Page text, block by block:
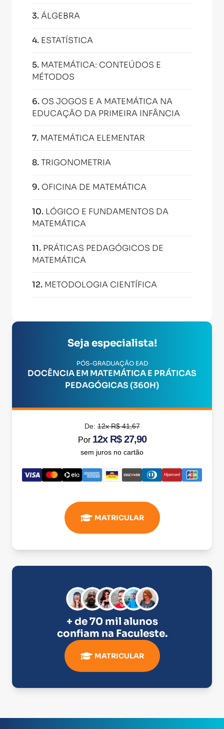
3.ÁLGEBRA
4. ESTATÍSTICA
5. MATEMÁTICA: CONTEÚDOS E
MÉTODOS
6. OS JOGOS E A MATEMÁTICA NA
EDUCAÇÃO DA PRIMEIRA INFÂNCIA
7. MATEMÁTICA ELEMENTAR
8.TRIGONOMETRIA
9. OFICINA DE MATEMÁTICA
10. LÓGICO E FUNDAMENTOS DA
MATEMÁTICA
11. PRÁTICAS PEDAGÓGICOS DE
MATEMÁTICA
12. METODOLOGIA CIENTÍFICA
Seja especialista!
PÓS-GRADUAÇÃO EAD
DOCÊNCIA EM MATEMÁTICA E PRÁTICAS
PEDAGÓGICAS (360H)
De:12x R$ 41,67
Por 12x R$ 27,90
sem juros no cartão
MATRICULAR
+ de 70 mil alunos
confiam na Faculeste.
MATRICULAR